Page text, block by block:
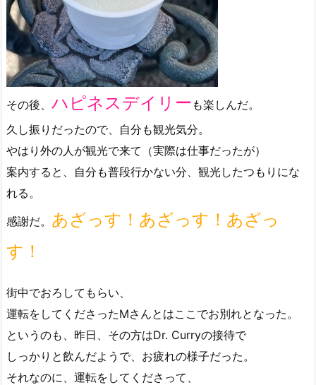
その後、 ハピネスデイリー も楽しんだ。
久し振りだったので、自分も観光気分。
やはり外の人が観光で来て（実際は仕事だったが）
案内すると、自分も普段行かない分、観光したつもりにな
れる。
感謝だ。 あざっす！あざっす！あざっ
す！
街中でおろしてもらい、
運転をしてくださったMさんとはここでお別れとなった。
というのも、昨日、その方はDr. Curryの接待で
しっかりと飲んだようで、お疲れの様子だった。
それなのに、運転をしてくださって、